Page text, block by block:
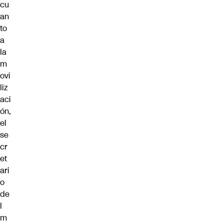
cu
an
to
a
la
m
ovi
liz
aci
ón,
el
se
cr
et
ari
o
de
l
m